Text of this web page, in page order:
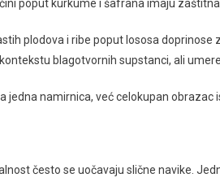
poput kurkume i šafrana imaju zaštitna
plodova i ribe poput lososa doprinose
blagotvornih supstanci, ali
jedna namirnica, već celokupan obrazac
često se uočavaju slične navike.